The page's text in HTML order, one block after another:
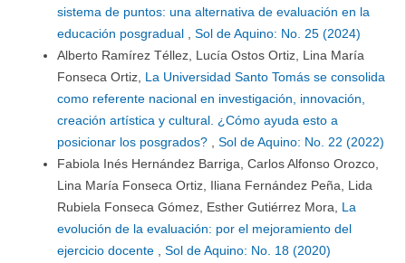
sistema de puntos: una alternativa de evaluación en la
educación posgradual
Sol de Aquino: No. 25 (2024)
Alberto Ramírez Téllez, Lucía Ostos Ortiz, Lina María
Fonseca Ortiz, La Universidad Santo Tomás se consolida
como referente nacional en investigación, innovación,
creación artística y cultural. ¿Cómo ayuda esto a
posicionar los posgrados?
Sol de Aquino: No. 22 (2022)
Fabiola Inés Hernández Barriga, Carlos Alfonso Orozco,
Lina María Fonseca Ortiz, Iliana Fernández Peña, Lida
Rubiela Fonseca Gómez, Esther Gutiérrez Mora, La
evolución de la evaluación: por el mejoramiento del
ejercicio docente
Sol de Aquino: No. 18 (2020)